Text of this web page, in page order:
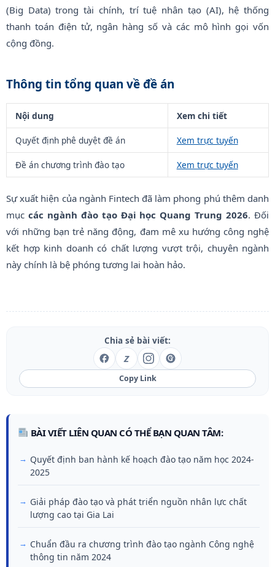
(Big Data) trong tài chính, trí tuệ nhân tạo (AI), hệ thống
thanh toán điện tử, ngân hàng số và các mô hình gọi vốn
cộng đồng.
Thông tin tổng quan về đề án
Nội dung Xem chi tiết
Quyết định phê duyệt đề án Xem trực tuyến
Đề án chương trình đào tạo Xem trực tuyến
Sự xuất hiện của ngành Fintech đã làm phong phú thêm danh
mục các ngành đào tạo Đại học Quang Trung 2026. Đối
với những bạn trẻ năng động, đam mê xu hướng công nghệ
kết hợp kinh doanh có chất lượng vượt trội, chuyên ngành
này chính là bệ phóng tương lai hoàn hảo.
Chia sẻ bài viết:
Z
Copy Link
BÀI VIẾT LIÊN QUAN CÓ THỂ BẠN QUAN TÂM:
Quyết định ban hành kế hoạch đào tạo năm học 2024-
2025
Giải pháp đào tạo và phát triển nguồn nhân lực chất
lượng cao tại Gia Lai
Chuẩn đầu ra chương trình đào tạo ngành Công nghệ
thông tin năm 2024